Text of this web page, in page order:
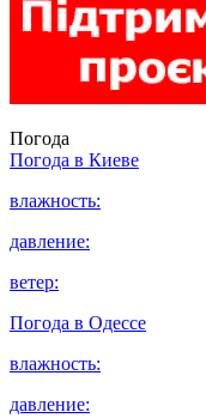
Погода
Погода в Киеве
влажность:
давление:
ветер:
Погода в Одессе
влажность:
давление: